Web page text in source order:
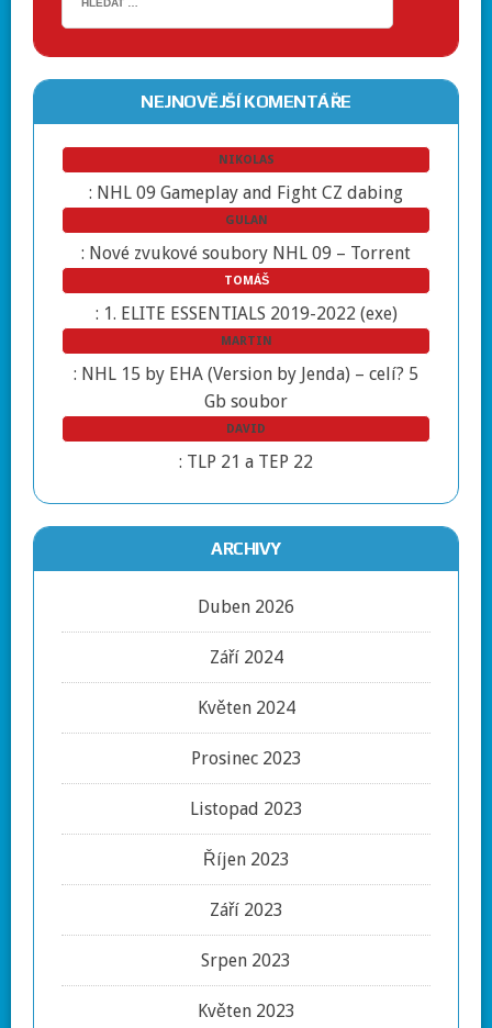
NEJNOVĚJŠÍ KOMENTÁŘE
NIKOLAS
: NHL 09 Gameplay and Fight CZ dabing
GULAN
: Nové zvukové soubory NHL 09 – Torrent
TOMÁŠ
: 1. ELITE ESSENTIALS 2019-2022 (exe)
MARTIN
: NHL 15 by EHA (Version by Jenda) – celí? 5
Gb soubor
DAVID
: TLP 21 a TEP 22
ARCHIVY
Duben 2026
Září 2024
Květen 2024
Prosinec 2023
Listopad 2023
Říjen 2023
Září 2023
Srpen 2023
Květen 2023